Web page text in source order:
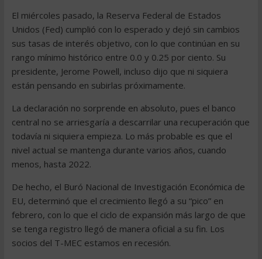
El miércoles pasado, la Reserva Federal de Estados
Unidos (Fed) cumplió con lo esperado y dejó sin cambios
sus tasas de interés objetivo, con lo que continúan en su
rango mínimo histórico entre 0.0 y 0.25 por ciento. Su
presidente, Jerome Powell, incluso dijo que ni siquiera
están pensando en subirlas próximamente.
La declaración no sorprende en absoluto, pues el banco
central no se arriesgaría a descarrilar una recuperación que
todavía ni siquiera empieza. Lo más probable es que el
nivel actual se mantenga durante varios años, cuando
menos, hasta 2022.
De hecho, el Buró Nacional de Investigación Económica de
EU, determinó que el crecimiento llegó a su “pico” en
febrero, con lo que el ciclo de expansión más largo de que
se tenga registro llegó de manera oficial a su fin. Los
socios del T-MEC estamos en recesión.